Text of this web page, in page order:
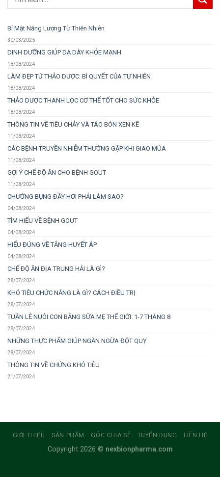
Bí Mật Năng Lượng Từ Thiên Nhiên
30/03/2025
DINH DƯỠNG GIÚP DẠ DÀY KHỎE MẠNH
18/08/2024
LÀM ĐẸP TỪ THẢO DƯỢC: BÍ QUYẾT CỦA TỰ NHIÊN
18/08/2024
THẢO DƯỢC THANH LỌC CƠ THỂ TỐT CHO SỨC KHỎE
18/08/2024
THÔNG TIN VỀ TIÊU CHẢY VÀ TÁO BÓN XEN KẼ
11/08/2024
CÁC BỆNH TRUYỀN NHIỄM THƯỜNG GẶP KHI GIAO MÙA
11/08/2024
GỢI Ý CHẾ ĐỘ ĂN CHO BỆNH GOUT
11/08/2024
CHƯỚNG BỤNG ĐẦY HƠI PHẢI LÀM SAO?
04/08/2024
TÌM HIỂU VỀ BỆNH GOUT
04/08/2024
HIỂU ĐÚNG VỀ TĂNG HUYẾT ÁP
04/08/2024
CHẾ ĐỘ ĂN ĐỊA TRUNG HẢI LÀ GÌ?
28/07/2024
KHÓ TIÊU CHỨC NĂNG LÀ GÌ? CÁCH ĐIỀU TRỊ
28/07/2024
TUẦN LỄ NUÔI CON BẰNG SỮA MẸ THẾ GIỚI: 1-7 THÁNG 8
28/07/2024
NHỮNG THỰC PHẨM GIÚP NGĂN NGỪA ĐỘT QUỴ
28/07/2024
THÔNG TIN VỀ CHỨNG KHÓ TIÊU
21/07/2024
GIỚI THIỆU SẢN PHẨM GÓC CHIA SẺ TUYỂN DỤNG LIÊN HỆ
Copyright 2026 © nexbionpharma.com